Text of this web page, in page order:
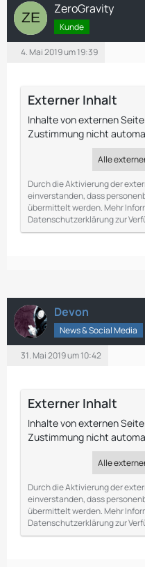
ZeroGravity
Kunde
4. Mai 2019 um 19:39
Externer Inhalt
Inhalte von externen
Zustimmung nicht
Alle
Durch die Aktivierung der
einverstanden, dass
übermittelt werden. Mehr
Datenschutzerklärung zur
Devon
News & Social Media
31. Mai 2019 um 10:42
Externer Inhalt
Inhalte von externen
Zustimmung nicht
Alle
Durch die Aktivierung der
einverstanden, dass
übermittelt werden. Mehr
Datenschutzerklärung zur